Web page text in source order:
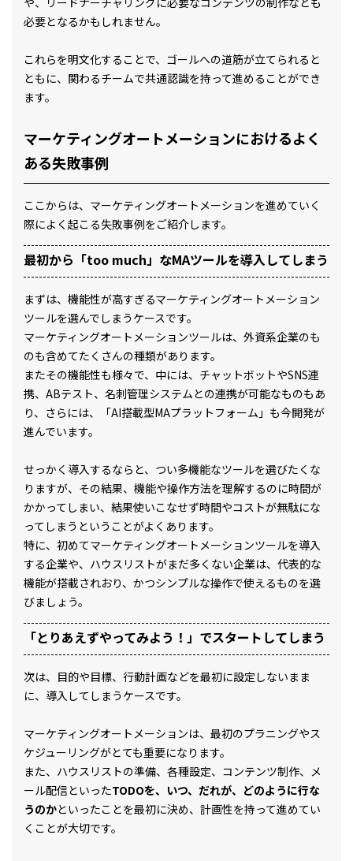
必要となるかもしれません。
これらを明文化することで、ゴールへの道筋が立てられると
ともに、関わるチームで共通認識を持って進めることができ
ます。
マーケティングオートメーションにおけるよく
ある失敗事例
ここからは、マーケティングオートメーションを進めていく
際によく起こる失敗事例をご紹介します。
最初から「too much」なMAツールを導入してしまう
まずは、機能性が高すぎるマーケティングオートメーション
ツールを選んでしまうケースです。
マーケティングオートメーションツールは、外資系企業のも
のも含めてたくさんの種類があります。
またその機能性も様々で、中には、チャットボットやSNS連
携、ABテスト、名刺管理システムとの連携が可能なものもあ
り、さらには、「AI搭載型MAプラットフォーム」も今開発が
進んでいます。
せっかく導入するならと、つい多機能なツールを選びたくな
りますが、その結果、機能や操作方法を理解するのに時間が
かかってしまい、結果使いこなせず時間やコストが無駄にな
ってしまうということがよくあります。
特に、初めてマーケティングオートメーションツールを導入
する企業や、ハウスリストがまだ多くない企業は、代表的な
機能が搭載されおり、かつシンプルな操作で使えるものを選
びましょう。
「とりあえずやってみよう！」でスタートしてしまう
次は、目的や目標、行動計画などを最初に設定しないまま
に、導入してしまうケースです。
マーケティングオートメーションは、最初のプラニングやス
ケジューリングがとても重要になります。
また、ハウスリストの準備、各種設定、コンテンツ制作、メ
ール配信といったTODOを、いつ、だれが、どのように行な
うのかといったことを最初に決め、計画性を持って進めてい
くことが大切です。